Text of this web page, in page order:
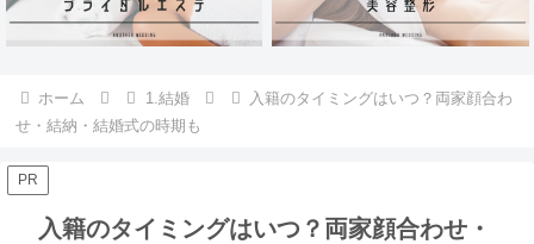
ホーム 1.結婚
入籍のタイミングはいつ？両家顔合わ
せ・結納・結婚式の時期も
PR
入籍のタイミングはいつ？両家顔合わせ・